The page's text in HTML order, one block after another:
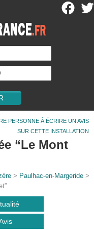
PERSONNE À ÉCRIRE UN AVIS
SUR CETTE INSTALLATION
“Le Mont
> Paulhac-en-Margeride >